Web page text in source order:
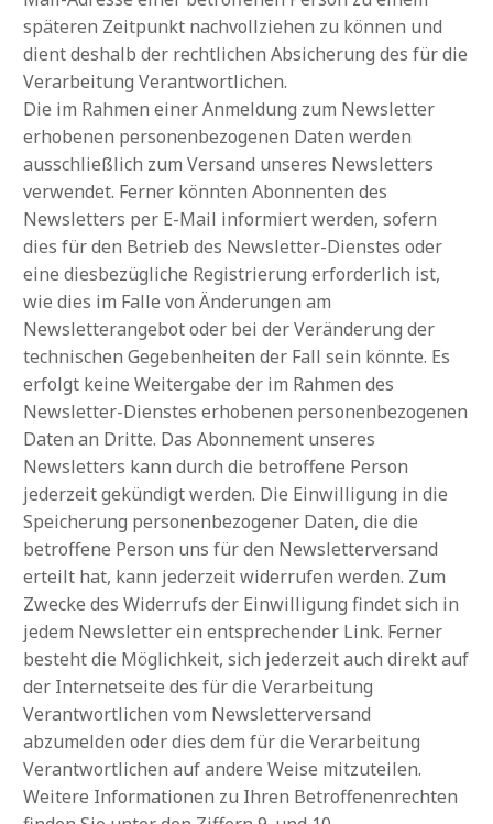
späteren Zeitpunkt nachvollziehen zu können und
dient deshalb der rechtlichen Absicherung des für die
Verarbeitung Verantwortlichen.
Die im Rahmen einer Anmeldung zum Newsletter
erhobenen personenbezogenen Daten werden
ausschließlich zum Versand unseres Newsletters
verwendet. Ferner könnten Abonnenten des
Newsletters per E-Mail informiert werden, sofern
dies für den Betrieb des Newsletter-Dienstes oder
eine diesbezügliche Registrierung erforderlich ist,
wie dies im Falle von Änderungen am
Newsletterangebot oder bei der Veränderung der
technischen Gegebenheiten der Fall sein könnte. Es
erfolgt keine Weitergabe der im Rahmen des
Newsletter-Dienstes erhobenen personenbezogenen
Daten an Dritte. Das Abonnement unseres
Newsletters kann durch die betroffene Person
jederzeit gekündigt werden. Die Einwilligung in die
Speicherung personenbezogener Daten, die die
betroffene Person uns für den Newsletterversand
erteilt hat, kann jederzeit widerrufen werden. Zum
Zwecke des Widerrufs der Einwilligung findet sich in
jedem Newsletter ein entsprechender Link. Ferner
besteht die Möglichkeit, sich jederzeit auch direkt auf
der Internetseite des für die Verarbeitung
Verantwortlichen vom Newsletterversand
abzumelden oder dies dem für die Verarbeitung
Verantwortlichen auf andere Weise mitzuteilen.
Weitere Informationen zu Ihren Betroffenenrechten